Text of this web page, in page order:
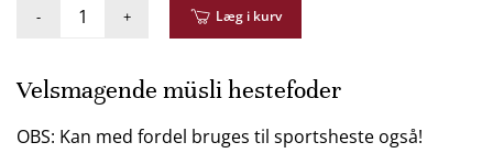
- + Læg i kurv
Velsmagende müsli hestefoder
OBS: Kan med fordel bruges til sportsheste også!